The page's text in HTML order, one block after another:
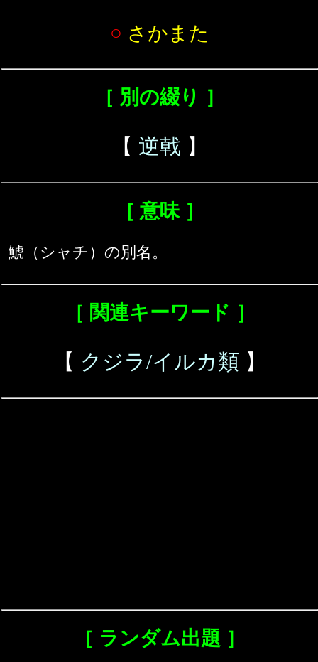
○ さかまた
［ 別の綴り ］
【 逆戟 】
［ 意味 ］
鯱（シャチ）の別名。
［ 関連キーワード ］
【 クジラ/イルカ類 】
［ ランダム出題 ］